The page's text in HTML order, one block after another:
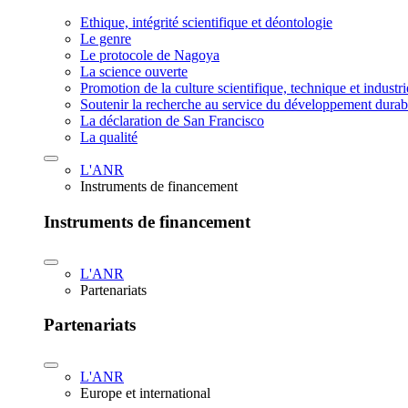
Ethique, intégrité scientifique et déontologie
Le genre
Le protocole de Nagoya
La science ouverte
Promotion de la culture scientifique, technique et
Soutenir la recherche au service du développement
La déclaration de San Francisco
La qualité
L'ANR
Instruments de financement
Instruments de financement
L'ANR
Partenariats
Partenariats
L'ANR
Europe et international